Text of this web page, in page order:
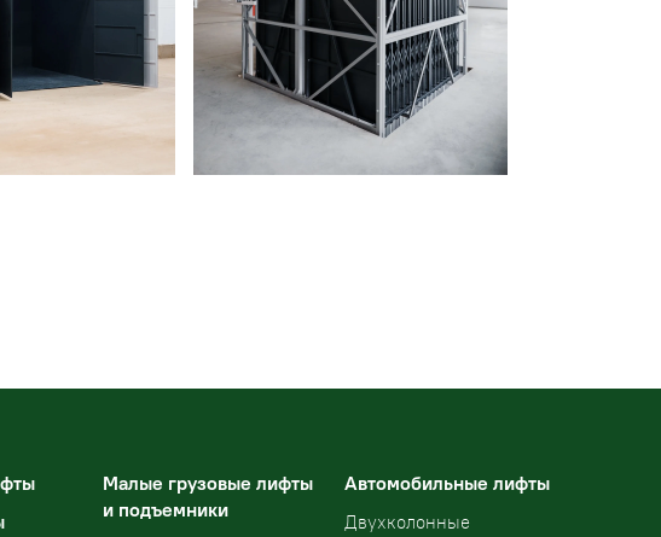
Малые грузовые лифты
и подъемники
Автомобильные лифты
Двухколонные